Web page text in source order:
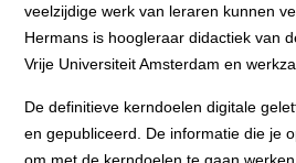
veelzijdige werk van leraren kunnen
Hermans is hoogleraar didactiek van
Vrije Universiteit Amsterdam en
De definitieve kerndoelen digitale
en gepubliceerd. De informatie die je